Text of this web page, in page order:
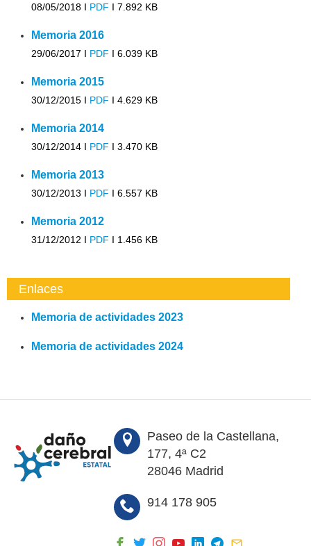
08/05/2018 I PDF I 7.892 KB
Memoria 2016
29/06/2017 I PDF I 6.039 KB
Memoria 2015
30/12/2015 I PDF I 4.629 KB
Memoria 2014
30/12/2014 I PDF I 3.470 KB
Memoria 2013
30/12/2013 I PDF I 6.557 KB
Memoria 2012
31/12/2012 I PDF I 1.456 KB
Enlaces
Memoria de actividades 2023
Memoria de actividades 2024
Paseo de la Castellana,
177, 4ª C2
28046 Madrid
914 178 905